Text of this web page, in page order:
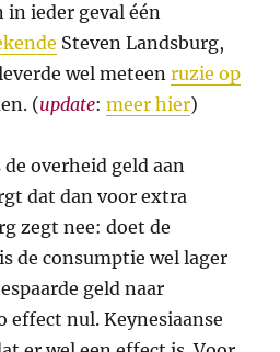
in ieder geval één
Steven Landsburg,
wel meteenruzie op
(update:meer hier)
de overheid geld aan
dat dan voor extra
zegt nee: doet de
de consumptie wel lager
geld naar
effect nul. Keynesiaanse